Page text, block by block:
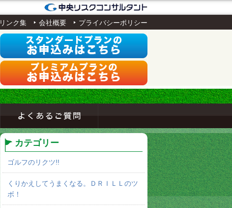
リンク集 会社概要 プライバシーポリシー
カテゴリー
ゴルフのリクツ!!
くりかえしてうまくなる。ＤＲＩＬＬのツ
ボ！